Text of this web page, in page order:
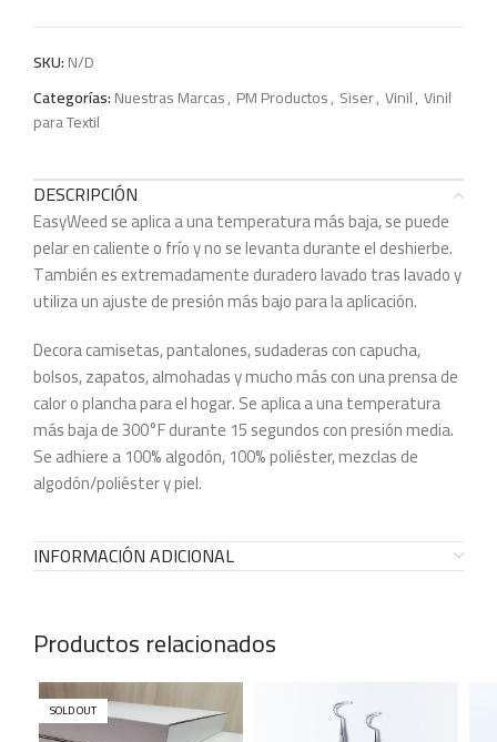
SKU:N/D
Categorías:Nuestras Marcas, PM Productos, Siser, Vinil, Vinil
para Textil
DESCRIPCIÓN
EasyWeed se aplica a una temperatura más baja, se puede
pelar en caliente o frío y no se levanta durante el deshierbe.
También es extremadamente duradero lavado tras lavado y
utiliza un ajuste de presión más bajo para la aplicación.
Decora camisetas, pantalones, sudaderas con capucha,
bolsos, zapatos, almohadas y mucho más con una prensa de
calor o plancha para el hogar. Se aplica a una temperatura
más baja de 300°F durante 15 segundos con presión media.
Se adhiere a 100% algodón, 100% poliéster, mezclas de
algodón/poliéster y piel.
INFORMACIÓN ADICIONAL
Productos relacionados
SOLD OUT